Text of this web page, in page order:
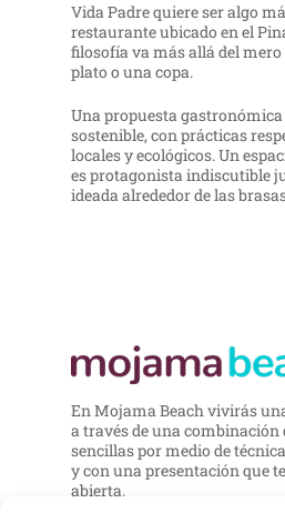
Vida Padre quiere ser algo
restaurante ubicado en el
filosofía va más allá del
plato o una copa.
Una propuesta
sostenible, con prácticas
locales y ecológicos. Un
es protagonista indiscutible
ideada alrededor de las
En Mojama Beach vivirás
a través de una combinación
sencillas por medio de
y con una presentación que
abierta.